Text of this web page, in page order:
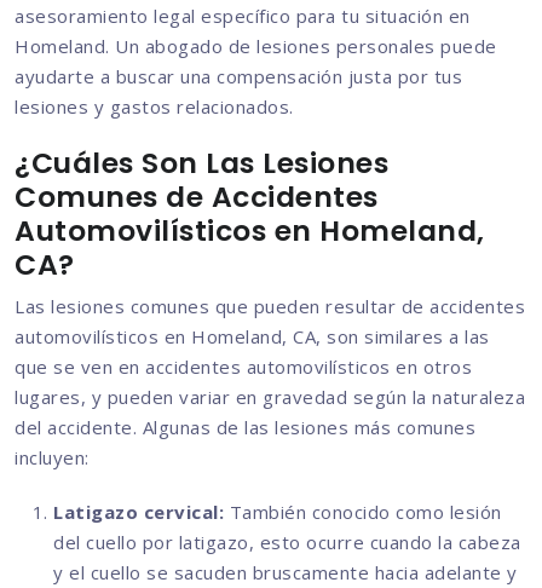
asesoramiento legal específico para tu situación en
Homeland. Un abogado de lesiones personales puede
ayudarte a buscar una compensación justa por tus
lesiones y gastos relacionados.
¿Cuáles Son Las Lesiones
Comunes de Accidentes
Automovilísticos en Homeland,
CA?
Las lesiones comunes que pueden resultar de accidentes
automovilísticos en Homeland, CA, son similares a las
que se ven en accidentes automovilísticos en otros
lugares, y pueden variar en gravedad según la naturaleza
del accidente. Algunas de las lesiones más comunes
incluyen:
Latigazo cervical: También conocido como lesión
del cuello por latigazo, esto ocurre cuando la cabeza
y el cuello se sacuden bruscamente hacia adelante y